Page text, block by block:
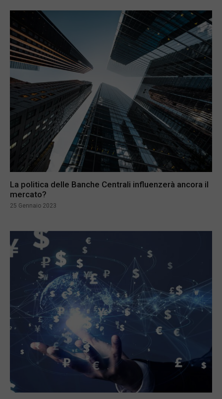
La politica delle Banche Centrali influenzerà ancora il
mercato?
25 Gennaio 2023